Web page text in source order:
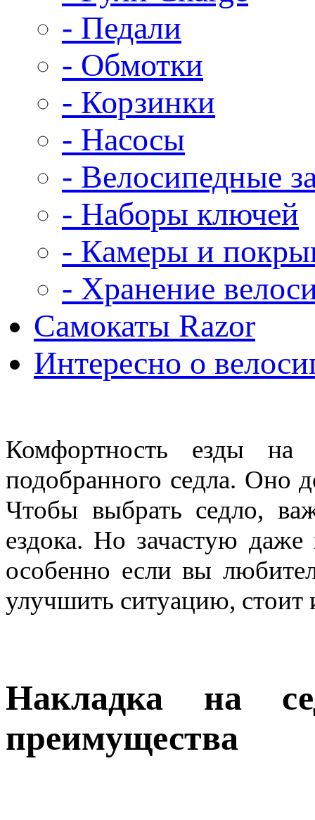
- Педали
- Обмотки
- Корзинки
- Насосы
- Велосипедные
- Наборы ключей
- Камеры и
- Хранение
Самокаты Razor
Интересно о
Комфортность езды на
подобранного седла. Оно
Чтобы выбрать седло,
ездока. Но зачастую
особенно если вы
улучшить ситуацию, стоит
Накладка на
преимущества